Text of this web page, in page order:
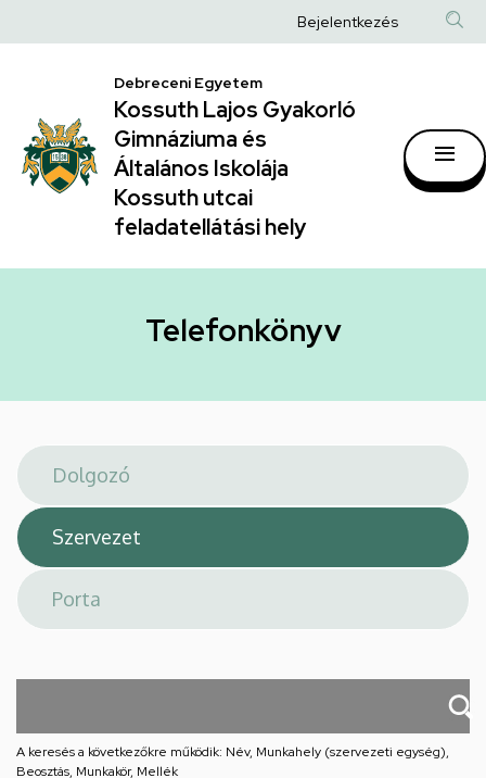
|
Kossuth
Lajos
Gyakorló
Gimnáziuma
Általános
hely
a
Anonim
fiók
Bejelentkezés
Debreceni Egyetem
Kossuth Lajos Gyakorló
Gimnáziuma és
Általános Iskolája
Kossuth utcai
feladatellátási hely
Telefonkönyv
A keresés a következőkre működik: Név, Munkahely (szervezeti egység),
Beosztás, Munkakör, Mellék